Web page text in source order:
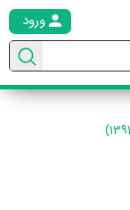
ورود